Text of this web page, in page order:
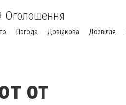
Оголошення
Погода Довідкова Дозвілля
от